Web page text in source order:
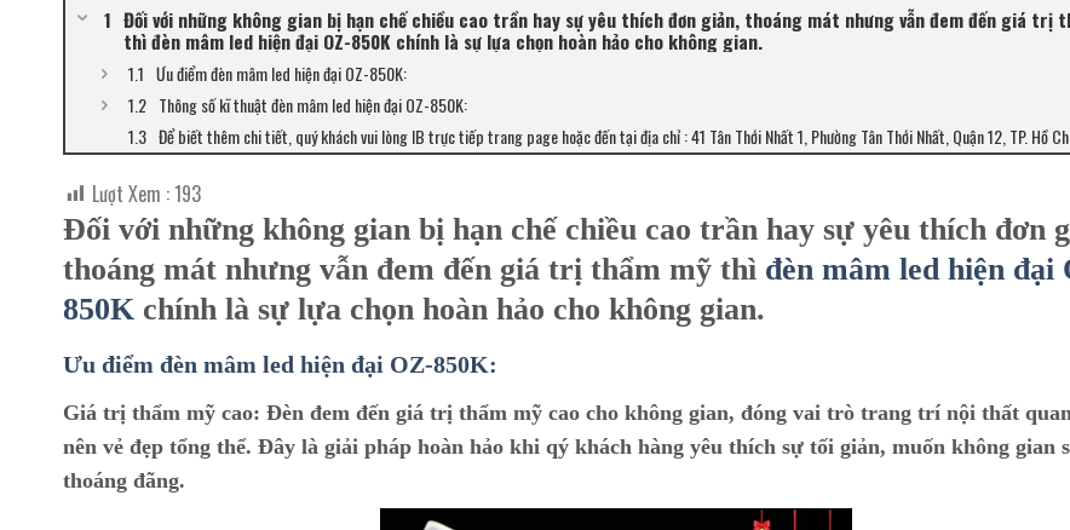
Đối với những không gian bị hạn chế chiều cao trần hay sự yêu thích đơn giản, thoáng mát nhưng vẫn đem đến giá trị
thì đèn mâm led hiện đại OZ-850K chính là sự lựa chọn hoàn hảo cho không gian.
Ưu điểm đèn mâm led hiện đại OZ-850K:
Thông số kĩ thuật đèn mâm led hiện đại OZ-850K:
Để biết thêm chi tiết, quý khách vui lòng IB trực tiếp trang page hoặc đến tại địa chỉ : 41 Tân Thới Nhất 1, Phường Tân Thới Nhất, Quận 12, TP. Hồ
Lượt Xem :193
Đối với những không gian bị hạn chế chiều cao trần hay sự yêu thích đơn
thoáng mát nhưng vẫn đem đến giá trị thẩm mỹ thì đèn mâm led hiện đại
850K chính là sự lựa chọn hoàn hảo cho không gian.
Ưu điểm đèn mâm led hiện đại OZ-850K:
Giá trị thẩm mỹ cao: Đèn đem đến giá trị thẩm mỹ cao cho không gian, đóng vai trò trang trí nội thất
nên vẻ đẹp tổng thể. Đây là giải pháp hoàn hảo khi qý khách hàng yêu thích sự tối giản, muốn không gian
thoáng đãng.